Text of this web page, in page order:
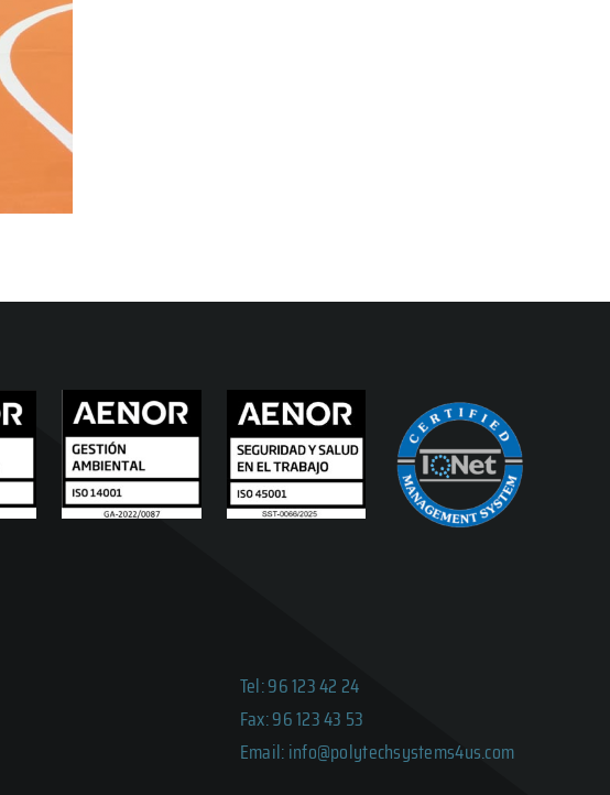
Tel: 96 123 42 24
Fax: 96 123 43 53
Email: info@polytechsystems4us.com